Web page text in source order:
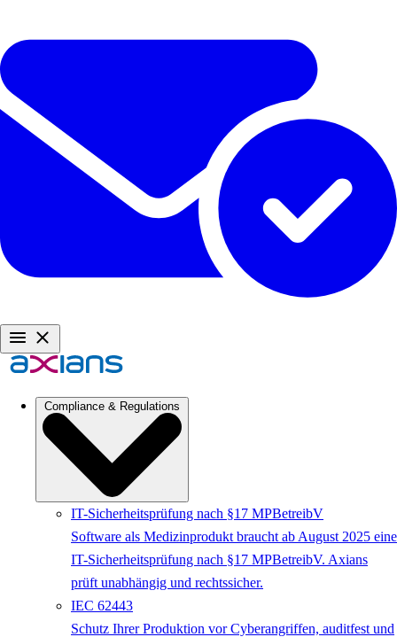
Compliance & Regulations
IT-Sicherheitsprüfung nach §17 MPBetreibV
Software als Medizinprodukt braucht ab August 2025 eine
IT-Sicherheitsprüfung nach §17 MPBetreibV. Axians
prüft unabhängig und rechtssicher.
IEC 62443
Schutz Ihrer Produktion vor Cyberangriffen, auditfest und